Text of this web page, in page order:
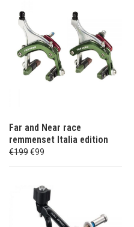
Far and Near race
remmenset Italia edition
€199€99